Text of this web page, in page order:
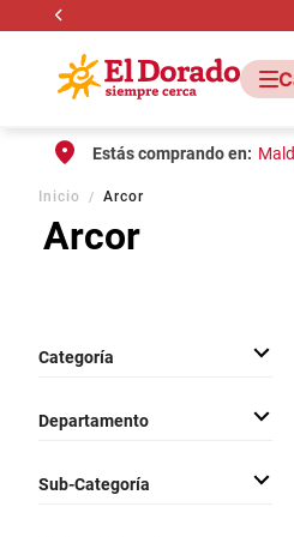
Estás comprando en:
Inicio Arcor
Arcor
Departamento
Bebidas
Categoría
Golosinas
Congelados
Sub-Categoría